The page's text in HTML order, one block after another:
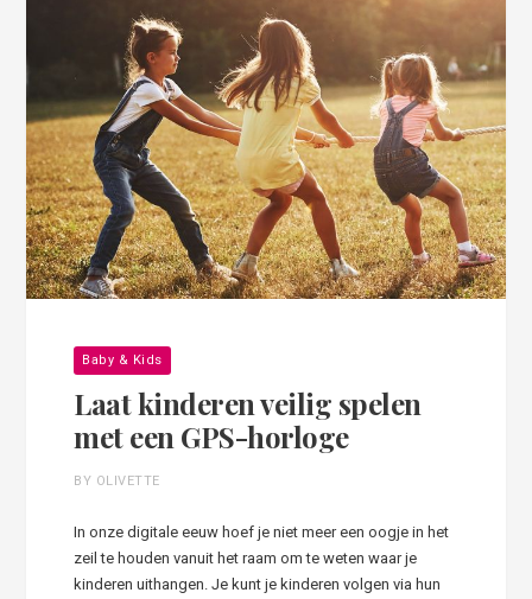
Baby & Kids
Laat kinderen veilig spelen
met een GPS-horloge
BY OLIVETTE
In onze digitale eeuw hoef je niet meer een oogje in het
zeil te houden vanuit het raam om te weten waar je
kinderen uithangen. Je kunt je kinderen volgen via hun